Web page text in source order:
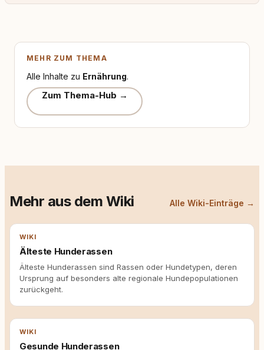
MEHR ZUM THEMA
Alle Inhalte zu Ernährung.
Zum Thema-Hub →
Mehr aus dem Wiki Alle Wiki-Einträge →
WIKI
Älteste Hunderassen
Älteste Hunderassen sind Rassen oder Hundetypen, deren
Ursprung auf besonders alte regionale Hundepopulationen
zurückgeht.
WIKI
Gesunde Hunderassen